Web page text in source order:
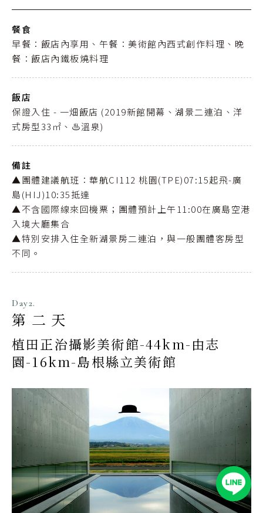
餐食
早餐：飯店內享用、午餐：美術館內西式創作料理、晚
餐：飯店內鐵板燒料理
飯店
保證入住 - 一畑飯店 (2019新館開幕、湖景二連泊、洋
式房型33㎡、♨️溫泉)
備註
▲團體建議航班：華航CI112 桃園(TPE)07:15起飛-廣
島(HIJ)10:35抵達
▲不含國際線來回機票；團體預計上午11:00在廣島空港
入境大廳集合
▲特別安排入住全新湖景房二連泊，與一般團體客房型
不同。
Day2.
第二天
植田正治攝影美術館-44km-由志
園-16km-島根縣立美術館